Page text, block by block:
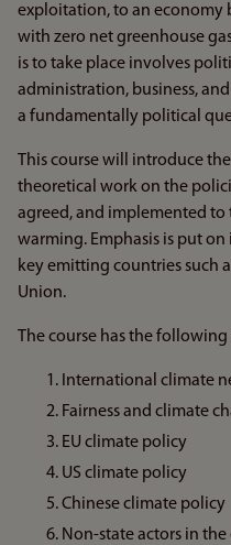
exploitation, to an economy
with zero net greenhouse
is to take place involves
administration, business,
a fundamentally political
This course will introduce
theoretical work on the
agreed, and implemented
warming. Emphasis is put
key emitting countries such
Union.
The course has the
International climate
Fairness and climate
EU climate policy
US climate policy
Chinese climate policy
Non-state actors in